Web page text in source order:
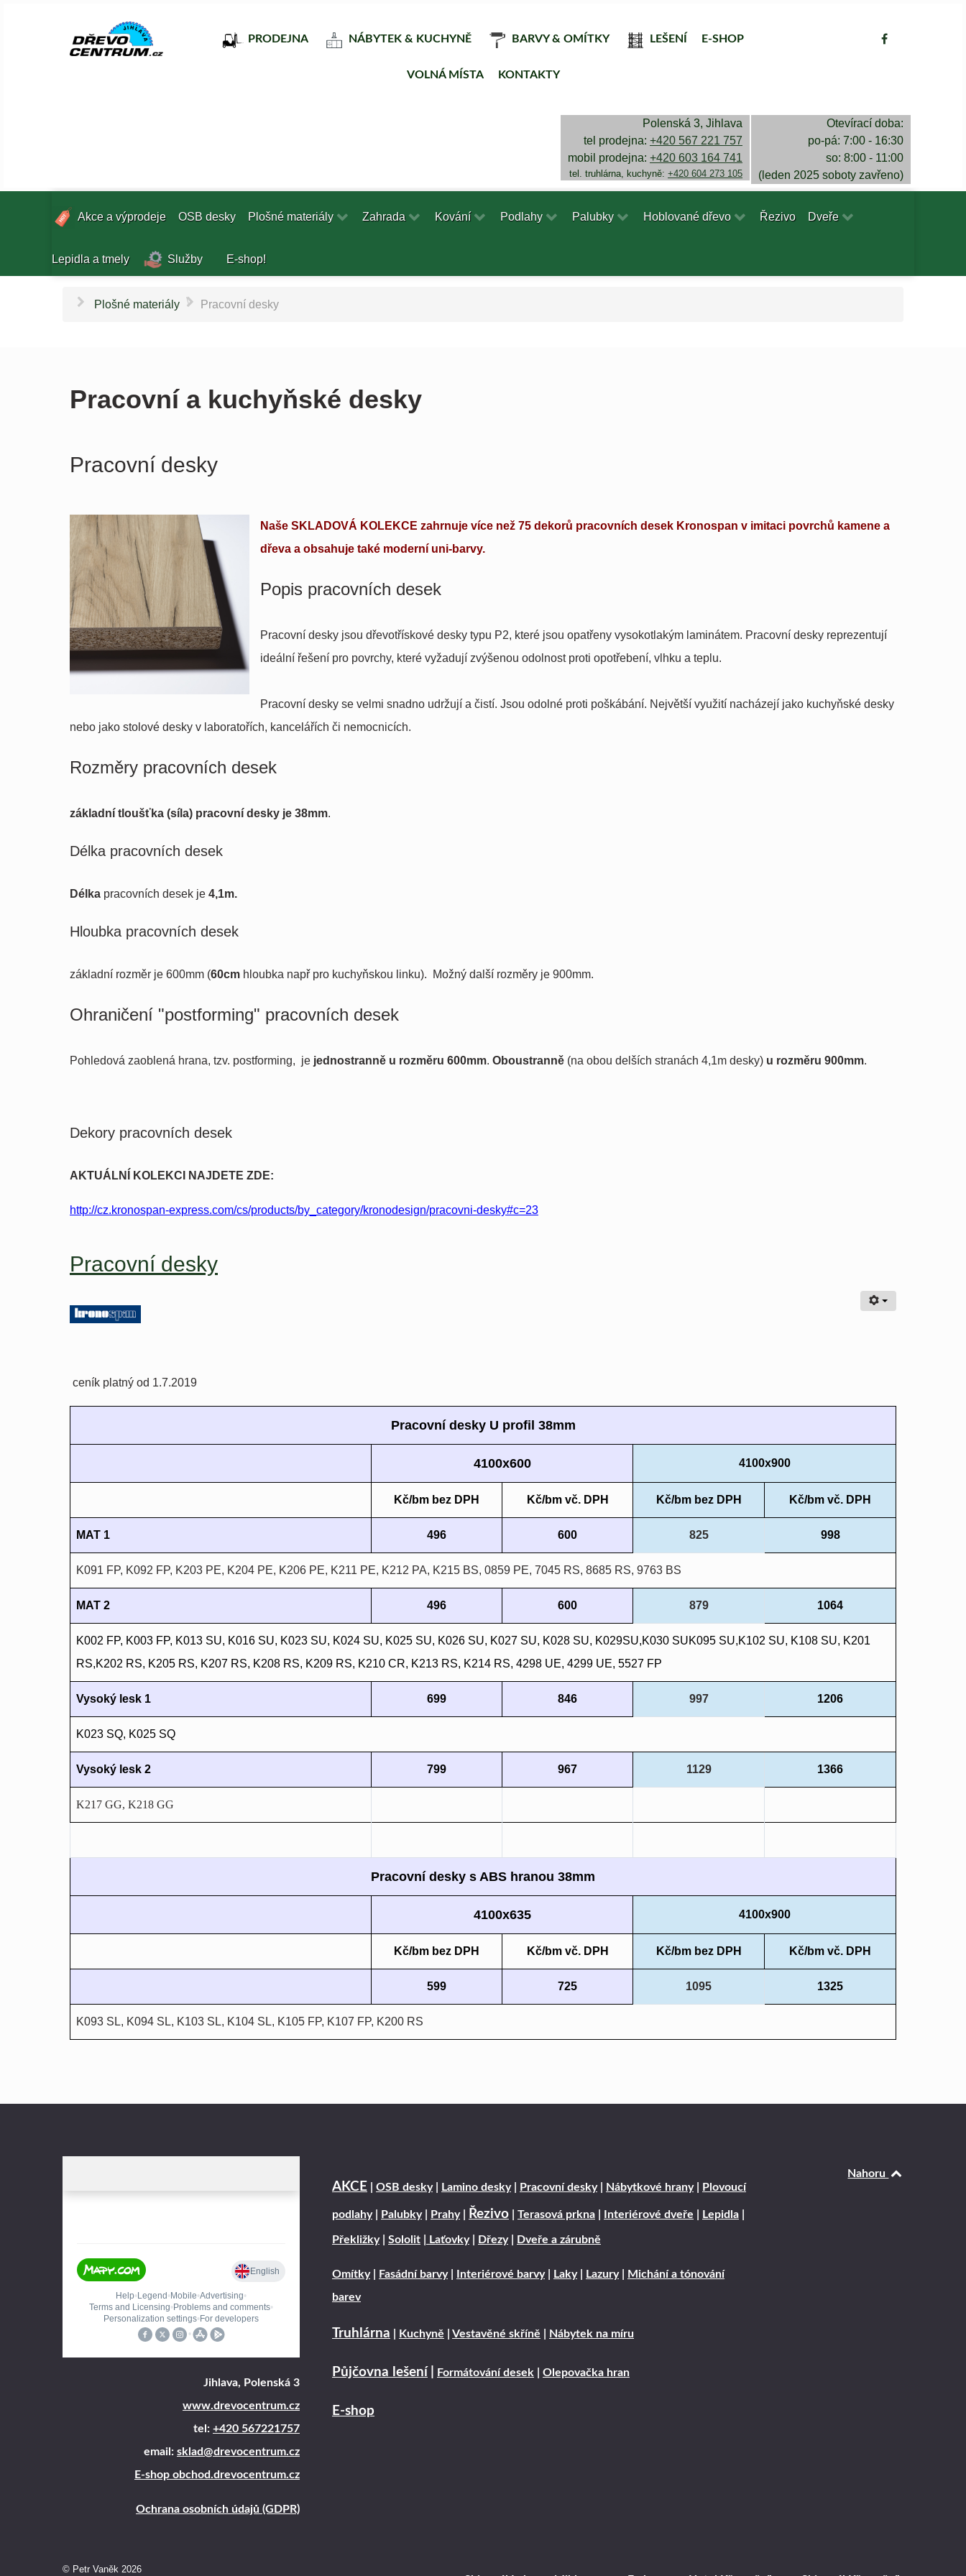
PRODEJNA NÁBYTEK & KUCHYNĚ BARVY & OMÍTKY LEŠENÍ E-SHOP
VOLNÁ MÍSTA KONTAKTY
Polenská 3, Jihlava
tel prodejna: +420 567 221 757
mobil prodejna: +420 603 164 741
tel. truhlárna, kuchyně: +420 604 273 105
Otevírací doba:
po-pá: 7:00 - 16:30
so: 8:00 - 11:00
(leden 2025 soboty zavřeno)
Akce a výprodeje OSB desky Plošné materiály Zahrada Kování Podlahy Palubky Hoblované dřevo Řezivo Dveře
Lepidla a tmely Služby E-shop!
Plošné materiály \ Pracovní desky
Pracovní a kuchyňské desky
Pracovní desky
Naše SKLADOVÁ KOLEKCE zahrnuje více než 75 dekorů pracovních desek Kronospan v imitaci povrchů kamene a
dřeva a obsahuje také moderní uni-barvy.
Popis pracovních desek
Pracovní desky jsou dřevotřískové desky typu P2, které jsou opatřeny vysokotlakým laminátem. Pracovní desky reprezentují
ideální řešení pro povrchy, které vyžadují zvýšenou odolnost proti opotřebení, vlhku a teplu.
Pracovní desky se velmi snadno udržují a čistí. Jsou odolné proti poškábání. Největší využití nacházejí jako kuchyňské desky
nebo jako stolové desky v laboratořích, kancelářích či nemocnicích.
Rozměry pracovních desek
základní tloušťka (síla) pracovní desky je 38mm.
Délka pracovních desek
Délka pracovních desek je 4,1m.
Hloubka pracovních desek
základní rozměr je 600mm (60cm hloubka např pro kuchyňskou linku). Možný další rozměry je 900mm.
Ohraničení "postforming" pracovních desek
Pohledová zaoblená hrana, tzv. postforming, je jednostranně u rozměru 600mm. Oboustranně (na obou delších stranách 4,1m desky) u rozměru 900mm.
Dekory pracovních desek
AKTUÁLNÍ KOLEKCI NAJDETE ZDE:
http://cz.kronospan-express.com/cs/products/by_category/kronodesign/pracovni-desky#c=23
Pracovní desky
ceník platný od 1.7.2019
Pracovní desky U profil 38mm
4100x600 4100x900
Kč/bm bez DPH Kč/bm vč. DPH Kč/bm bez DPH Kč/bm vč. DPH
MAT 1 496 600 825 998
K091 FP, K092 FP, K203 PE, K204 PE, K206 PE, K211 PE, K212 PA, K215 BS, 0859 PE, 7045 RS, 8685 RS, 9763 BS
MAT 2 496 600 879 1064
K002 FP, K003 FP, K013 SU, K016 SU, K023 SU, K024 SU, K025 SU, K026 SU, K027 SU, K028 SU, K029SU,K030 SUK095 SU,K102 SU, K108 SU, K201
RS,K202 RS, K205 RS, K207 RS, K208 RS, K209 RS, K210 CR, K213 RS, K214 RS, 4298 UE, 4299 UE, 5527 FP
Vysoký lesk 1 699 846 997 1206
K023 SQ, K025 SQ
Vysoký lesk 2 799 967 1129 1366
K217 GG, K218 GG
Pracovní desky s ABS hranou 38mm
4100x635 4100x900
Kč/bm bez DPH Kč/bm vč. DPH Kč/bm bez DPH Kč/bm vč. DPH
599 725 1095 1325
K093 SL, K094 SL, K103 SL, K104 SL, K105 FP, K107 FP, K200 RS
Jihlava, Polenská 3
www.drevocentrum.cz
tel: +420 567221757
email: sklad@drevocentrum.cz
E-shop obchod.drevocentrum.cz
Ochrana osobních údajů (GDPR)
AKCE OSB desky| Lamino desky| Pracovní desky| Nábytkové hrany| Plovoucí
podlahy| Palubky| Prahy| Řezivo Terasová prkna Interiérové dveře Lepidla
Překližky| Sololit Laťovky| Dřezy| Dveře a zárubně
Omítky| Fasádní barvy| Interiérové barvy| Laky| Lazury|
Michání a tónování
barev
Truhlárna Kuchyně Vestavěné skříně Nábytek na míru
Půjčovna lešení Formátování desek Olepovačka hran
E-shop
Nahoru
© Petr Vaněk 2026